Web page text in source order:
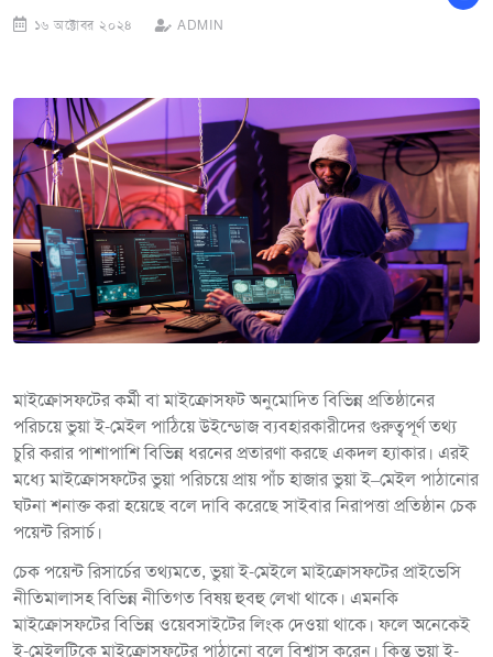
১৬ অক্টোবর ২০২৪ ADMIN
মাইক্রোসফটের কর্মী বা মাইক্রোসফট অনুমোদিত বিভিন্ন প্রতিষ্ঠানের
পরিচয়ে ভুয়া ই-মেইল পাঠিয়ে উইন্ডোজ ব্যবহারকারীদের গুরুত্বপূর্ণ তথ্য
চুরি করার পাশাপাশি বিভিন্ন ধরনের প্রতারণা করছে একদল হ্যাকার। এরই
মধ্যে মাইক্রোসফটের ভুয়া পরিচয়ে প্রায় পাঁচ হাজার ভুয়া ই–মেইল পাঠানোর
ঘটনা শনাক্ত করা হয়েছে বলে দাবি করেছে সাইবার নিরাপত্তা প্রতিষ্ঠান চেক
পয়েন্ট রিসার্চ।
চেক পয়েন্ট রিসার্চের তথ্যমতে, ভুয়া ই-মেইলে মাইক্রোসফটের প্রাইভেসি
নীতিমালাসহ বিভিন্ন নীতিগত বিষয় হুবহু লেখা থাকে। এমনকি
মাইক্রোসফটের বিভিন্ন ওয়েবসাইটের লিংক দেওয়া থাকে। ফলে অনেকেই
ই-মেইলটিকে মাইক্রোসফটের পাঠানো বলে বিশ্বাস করেন। কিন্তু ভুয়া ই-